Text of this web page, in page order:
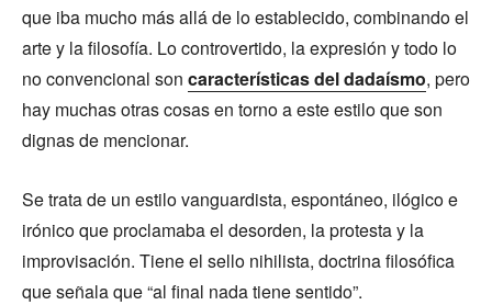
que iba mucho más allá de lo establecido, combinando el
arte y la filosofía. Lo controvertido, la expresión y todo lo
no convencional son características del dadaísmo, pero
hay muchas otras cosas en torno a este estilo que son
dignas de mencionar.
Se trata de un estilo vanguardista, espontáneo, ilógico e
irónico que proclamaba el desorden, la protesta y la
improvisación. Tiene el sello nihilista, doctrina filosófica
que señala que “al final nada tiene sentido”.